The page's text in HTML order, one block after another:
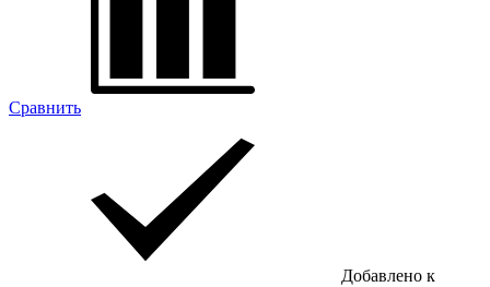
Сравнить
Добавлено к